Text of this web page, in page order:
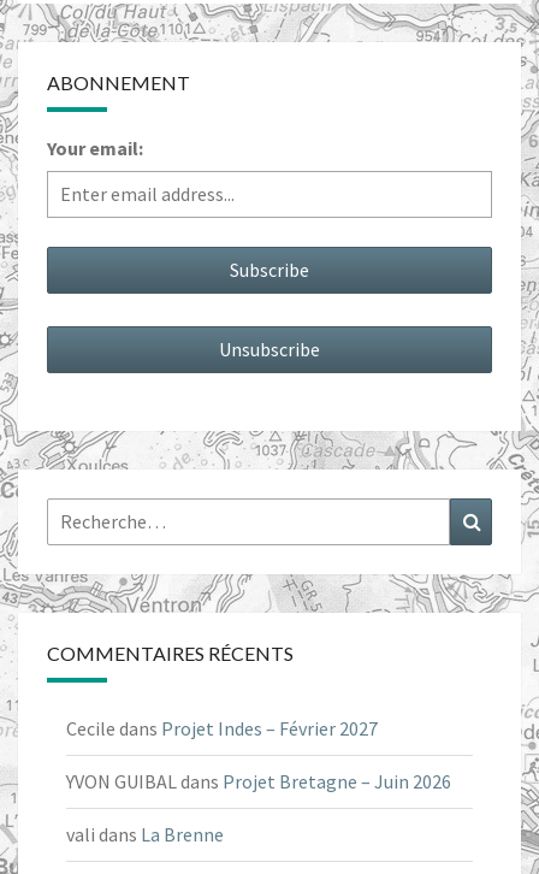
ABONNEMENT
Your email:
Rechercher :
COMMENTAIRES RÉCENTS
Cecile dans Projet Indes – Février 2027
YVON GUIBALdans Projet Bretagne – Juin 2026
vali dans La Brenne